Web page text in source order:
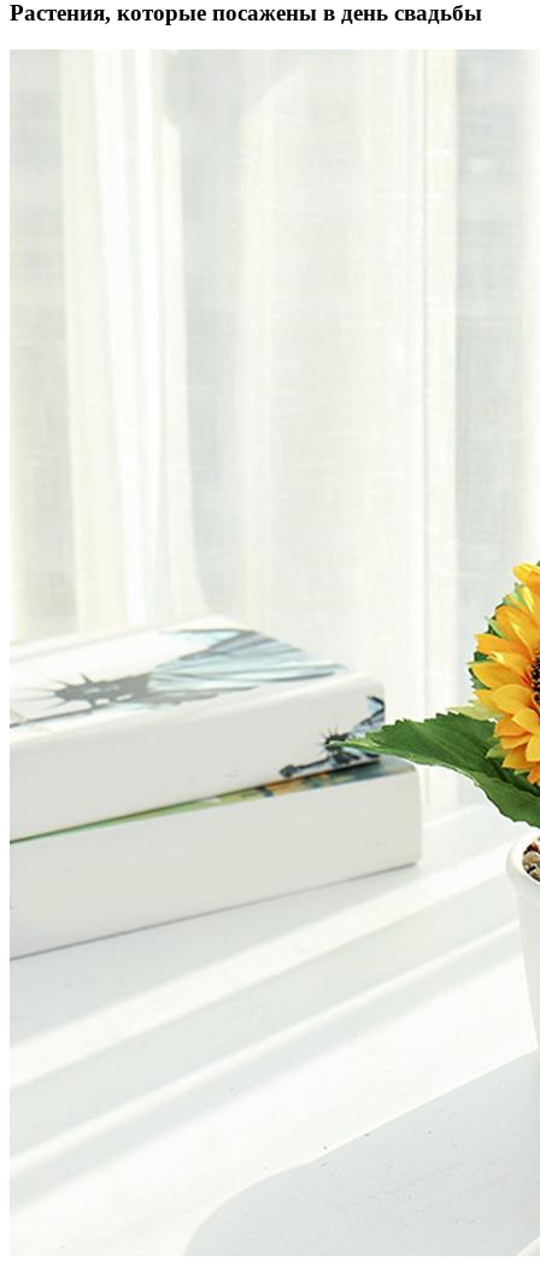
Растения, которые посажены в день свадьбы